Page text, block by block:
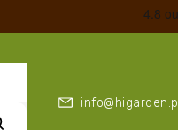
info@higarden.pl